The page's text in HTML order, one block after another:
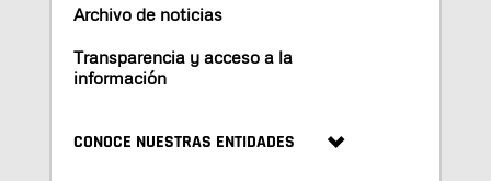
Archivo de noticias
Transparencia y acceso a la
información
CONOCE NUESTRAS ENTIDADES